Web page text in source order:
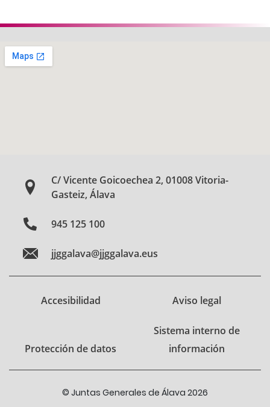
C/ Vicente Goicoechea 2, 01008 Vitoria-
Gasteiz, Álava
945 125 100
jjggalava@jjggalava.eus
Accesibilidad Aviso legal
Protección de datos
Sistema interno de
información
© Juntas Generales de Álava 2026